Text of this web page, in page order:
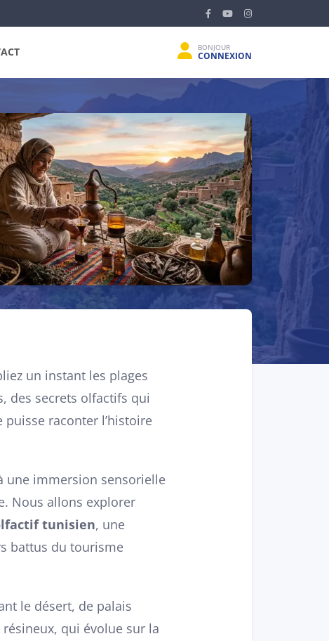
BONJOUR
CONNEXION
un instant les plages
des secrets olfactifs qui
puisse raconter l’histoire
une immersion sensorielle
Nous allons explorer
tunisien, une
battus du tourisme
le désert, de palais
qui évolue sur la